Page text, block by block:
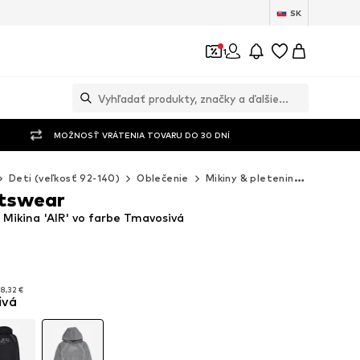
SK
1
MOŽNOSŤ VRÁTENIA TOVARU DO 30 DNÍ
Deti (veľkosť 92-140) Oblečenie Mikiny & pleteniny
€
€
'AIR' vo farbe Tmavosivá